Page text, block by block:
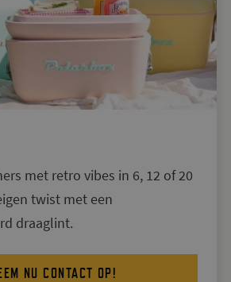
met retro vibes in 6, 12 of 20
twist met een
draaglint.
NU CONTACT OP!